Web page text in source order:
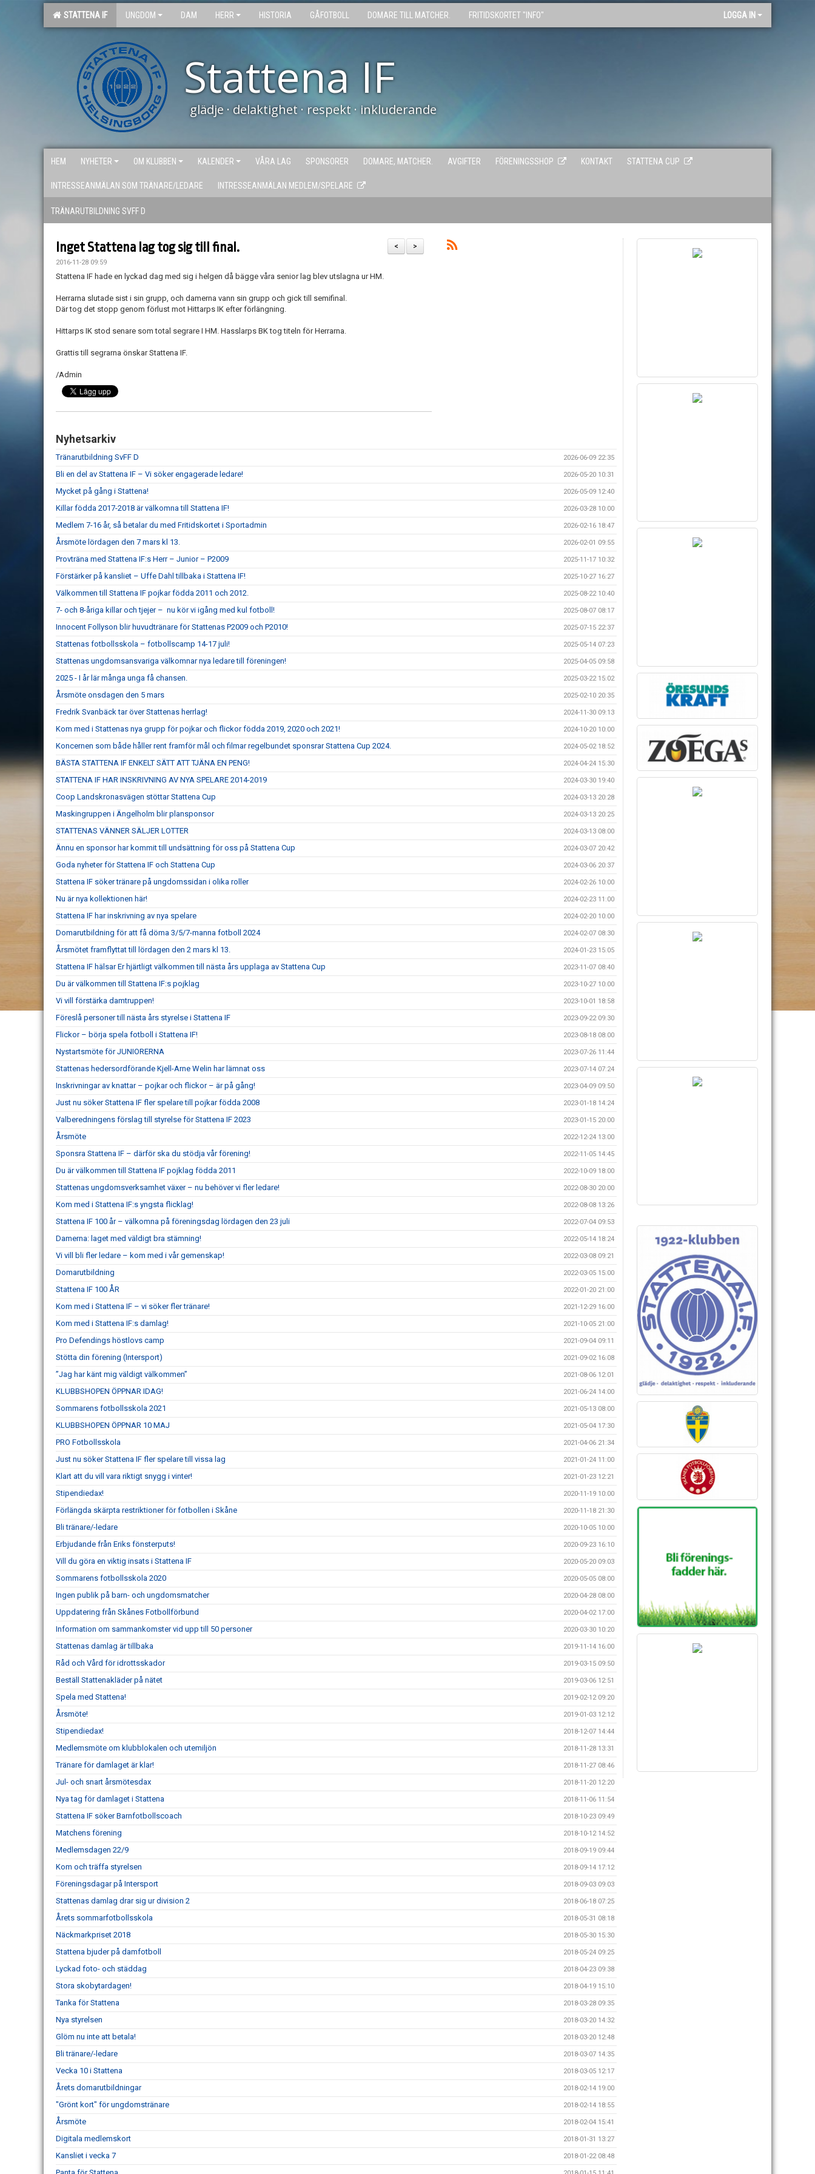
STATTENA IF UNGDOM DAM HERR HISTORIA GÅFOTBOLL DOMARE TILL MATCHER. FRITIDSKORTET "INFO" LOGGA IN
Stattena IF
glädje · delaktighet · respekt · inkluderande
HEM NYHETER OM KLUBBEN KALENDER VÅRA LAG SPONSORER DOMARE, MATCHER. AVGIFTER FÖRENINGSSHOP KONTAKT STATTENA CUP
INTRESSEANMÄLAN SOM TRÄNARE/LEDARE INTRESSEANMÄLAN MEDLEM/SPELARE
TRÄNARUTBILDNING SVFF D
>
<
Inget Stattena lag tog sig till final.
2016-11-28 09:59
Stattena IF hade en lyckad dag med sig i helgen då bägge våra senior lag blev utslagna ur HM.
Herrarna slutade sist i sin grupp, och damerna vann sin grupp och gick till semifinal.
Där tog det stopp genom förlust mot Hittarps IK efter förlängning.
Hittarps IK stod senare som total segrare I HM. Hasslarps BK tog titeln för Herrarna.
Grattis till segrarna önskar Stattena IF.
/Admin
Nyhetsarkiv
Tränarutbildning SvFF D 2026-06-09 22:35
Bli en del av Stattena IF – Vi söker engagerade ledare! 2026-05-20 10:31
Mycket på gång i Stattena! 2026-05-09 12:40
Killar födda 2017-2018 är välkomna till Stattena IF! 2026-03-28 10:00
Medlem 7-16 år, så betalar du med Fritidskortet i Sportadmin 2026-02-16 18:47
Årsmöte lördagen den 7 mars kl 13. 2026-02-01 09:55
Provträna med Stattena IF:s Herr – Junior – P2009 2025-11-17 10:32
Förstärker på kansliet – Uffe Dahl tillbaka i Stattena IF! 2025-10-27 16:27
Välkommen till Stattena IF pojkar födda 2011 och 2012. 2025-08-22 10:40
7- och 8-åriga killar och tjejer – nu kör vi igång med kul fotboll! 2025-08-07 08:17
Innocent Follyson blir huvudtränare för Stattenas P2009 och P2010! 2025-07-15 22:37
Stattenas fotbollsskola – fotbollscamp 14-17 juli! 2025-05-14 07:23
Stattenas ungdomsansvariga välkomnar nya ledare till föreningen! 2025-04-05 09:58
2025 - I år lär många unga få chansen. 2025-03-22 15:02
Årsmöte onsdagen den 5 mars 2025-02-10 20:35
Fredrik Svanbäck tar över Stattenas herrlag! 2024-11-30 09:13
Kom med i Stattenas nya grupp för pojkar och flickor födda 2019, 2020 och 2021! 2024-10-20 10:00
Koncernen som både håller rent framför mål och filmar regelbundet sponsrar Stattena Cup 2024. 2024-05-02 18:52
BÄSTA STATTENA IF ENKELT SÄTT ATT TJÄNA EN PENG! 2024-04-24 15:30
STATTENA IF HAR INSKRIVNING AV NYA SPELARE 2014-2019 2024-03-30 19:40
Coop Landskronasvägen stöttar Stattena Cup 2024-03-13 20:28
Maskingruppen i Ängelholm blir plansponsor 2024-03-13 20:25
STATTENAS VÄNNER SÄLJER LOTTER 2024-03-13 08:00
Ännu en sponsor har kommit till undsättning för oss på Stattena Cup 2024-03-07 20:42
Goda nyheter för Stattena IF och Stattena Cup 2024-03-06 20:37
Stattena IF söker tränare på ungdomssidan i olika roller 2024-02-26 10:00
Nu är nya kollektionen här! 2024-02-23 11:00
Stattena IF har inskrivning av nya spelare 2024-02-20 10:00
Domarutbildning för att få döma 3/5/7-manna fotboll 2024 2024-02-07 08:30
Årsmötet framflyttat till lördagen den 2 mars kl 13. 2024-01-23 15:05
Stattena IF hälsar Er hjärtligt välkommen till nästa års upplaga av Stattena Cup 2023-11-07 08:40
Du är välkommen till Stattena IF:s pojklag 2023-10-27 10:00
Vi vill förstärka damtruppen! 2023-10-01 18:58
Föreslå personer till nästa års styrelse i Stattena IF 2023-09-22 09:30
Flickor – börja spela fotboll i Stattena IF! 2023-08-18 08:00
Nystartsmöte för JUNIORERNA 2023-07-26 11:44
Stattenas hedersordförande Kjell-Arne Welin har lämnat oss 2023-07-14 07:24
Inskrivningar av knattar – pojkar och flickor – är på gång! 2023-04-09 09:50
Just nu söker Stattena IF fler spelare till pojkar födda 2008 2023-01-18 14:24
Valberedningens förslag till styrelse för Stattena IF 2023 2023-01-15 20:00
Årsmöte 2022-12-24 13:00
Sponsra Stattena IF – därför ska du stödja vår förening! 2022-11-05 14:45
Du är välkommen till Stattena IF pojklag födda 2011 2022-10-09 18:00
Stattenas ungdomsverksamhet växer – nu behöver vi fler ledare! 2022-08-30 20:00
Kom med i Stattena IF:s yngsta flicklag! 2022-08-08 13:26
Stattena IF 100 år – välkomna på föreningsdag lördagen den 23 juli 2022-07-04 09:53
Damerna: laget med väldigt bra stämning! 2022-05-14 18:24
Vi vill bli fler ledare – kom med i vår gemenskap! 2022-03-08 09:21
Domarutbildning 2022-03-05 15:00
Stattena IF 100 ÅR 2022-01-20 21:00
Kom med i Stattena IF – vi söker fler tränare! 2021-12-29 16:00
Kom med i Stattena IF:s damlag! 2021-10-05 21:00
Pro Defendings höstlovs camp 2021-09-04 09:11
Stötta din förening (Intersport) 2021-09-02 16:08
”Jag har känt mig väldigt välkommen” 2021-08-06 12:01
KLUBBSHOPEN ÖPPNAR IDAG! 2021-06-24 14:00
Sommarens fotbollsskola 2021 2021-05-13 08:00
KLUBBSHOPEN ÖPPNAR 10 MAJ 2021-05-04 17:30
PRO Fotbollsskola 2021-04-06 21:34
Just nu söker Stattena IF fler spelare till vissa lag 2021-01-24 11:00
Klart att du vill vara riktigt snygg i vinter! 2021-01-23 12:21
Stipendiedax! 2020-11-19 10:00
Förlängda skärpta restriktioner för fotbollen i Skåne 2020-11-18 21:30
Bli tränare/-ledare 2020-10-05 10:00
Erbjudande från Eriks fönsterputs! 2020-09-23 16:10
Vill du göra en viktig insats i Stattena IF 2020-05-20 09:03
Sommarens fotbollsskola 2020 2020-05-05 08:00
Ingen publik på barn- och ungdomsmatcher 2020-04-28 08:00
Uppdatering från Skånes Fotbollförbund 2020-04-02 17:00
Information om sammankomster vid upp till 50 personer 2020-03-30 10:20
Stattenas damlag är tillbaka 2019-11-14 16:00
Råd och Vård för idrottsskador 2019-03-15 09:50
Beställ Stattenakläder på nätet 2019-03-06 12:51
Spela med Stattena! 2019-02-12 09:20
Årsmöte! 2019-01-03 12:12
Stipendiedax! 2018-12-07 14:44
Medlemsmöte om klubblokalen och utemiljön 2018-11-28 13:31
Tränare för damlaget är klar! 2018-11-27 08:46
Jul- och snart årsmötesdax 2018-11-20 12:20
Nya tag för damlaget i Stattena 2018-11-06 11:54
Stattena IF söker Barnfotbollscoach 2018-10-23 09:49
Matchens förening 2018-10-12 14:52
Medlemsdagen 22/9 2018-09-19 09:44
Kom och träffa styrelsen 2018-09-14 17:12
Föreningsdagar på Intersport 2018-09-03 09:03
Stattenas damlag drar sig ur division 2 2018-06-18 07:25
Årets sommarfotbollsskola 2018-05-31 08:18
Näckmarkpriset 2018 2018-05-30 15:30
Stattena bjuder på damfotboll 2018-05-24 09:25
Lyckad foto- och städdag 2018-04-23 09:38
Stora skobytardagen! 2018-04-19 15:10
Tanka för Stattena 2018-03-28 09:35
Nya styrelsen 2018-03-20 14:32
Glöm nu inte att betala! 2018-03-20 12:48
Bli tränare/-ledare 2018-03-07 14:35
Vecka 10 i Stattena 2018-03-05 12:17
Årets domarutbildningar 2018-02-14 19:00
"Grönt kort" för ungdomstränare 2018-02-14 18:55
Årsmöte 2018-02-04 15:41
Digitala medlemskort 2018-01-31 13:27
Kansliet i vecka 7 2018-01-22 08:48